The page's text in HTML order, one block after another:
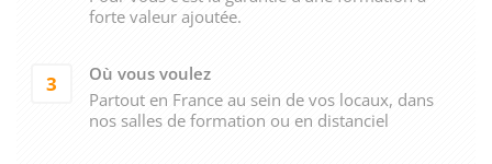
forte valeur ajoutée.
3
Où vous voulez
Partout en France au sein de vos locaux, dans
nos salles de formation ou en distanciel